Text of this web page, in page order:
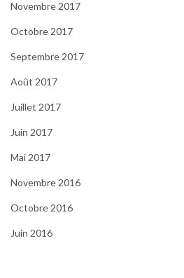
Novembre 2017
Octobre 2017
Septembre 2017
Août 2017
Juillet 2017
Juin 2017
Mai 2017
Novembre 2016
Octobre 2016
Juin 2016